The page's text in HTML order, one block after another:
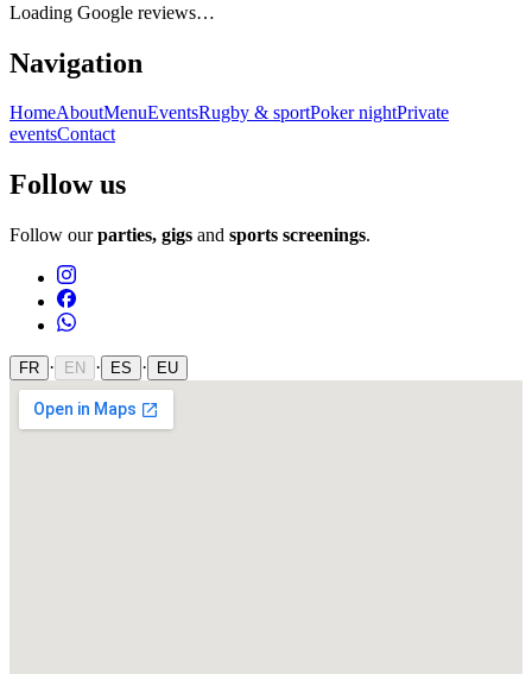
Loading Google reviews…
Navigation
HomeAboutMenuEventsRugby & sportPoker nightPrivate
eventsContact
Follow us
Follow ourparties, gigs and sports screenings.
FR · EN · ES · EU